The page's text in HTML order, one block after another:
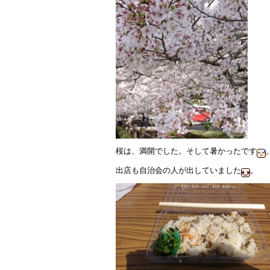
桜は、満開でした。そして暑かったです
出店も自治会の人が出していました 。